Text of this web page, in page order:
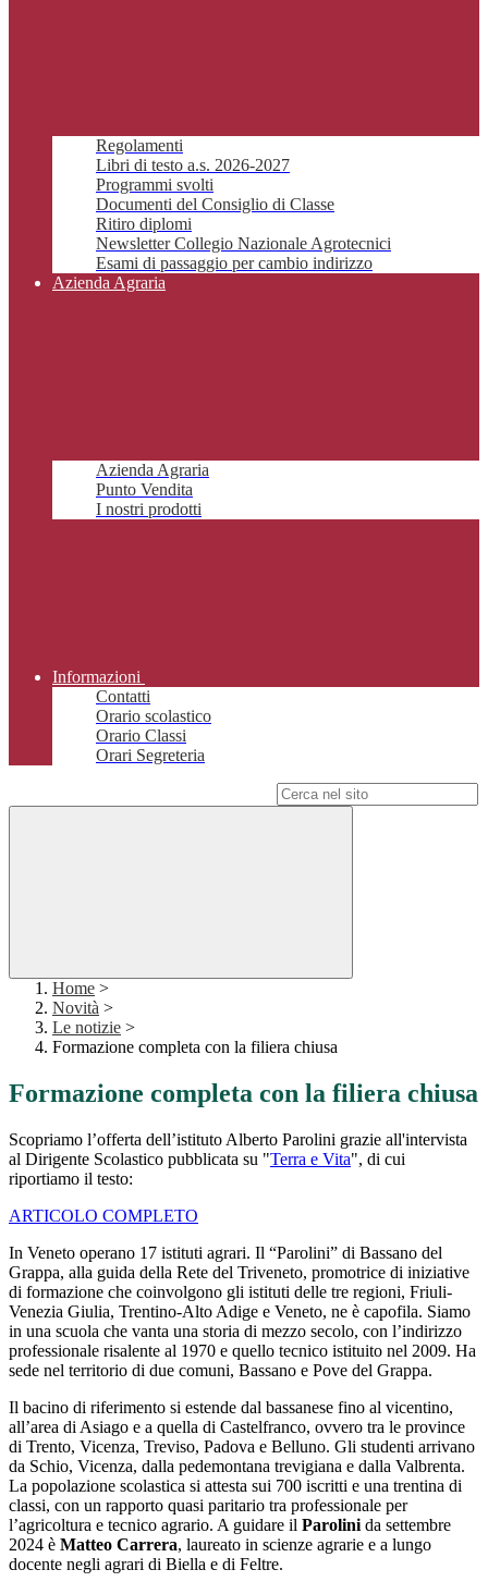
Regolamenti
Libri di testo a.s. 2026-2027
Programmi svolti
Documenti del Consiglio di Classe
Ritiro diplomi
Newsletter Collegio Nazionale Agrotecnici
Esami di passaggio per cambio indirizzo
Azienda Agraria
Azienda Agraria
Punto Vendita
I nostri prodotti
Informazioni
Contatti
Orario scolastico
Orario Classi
Orari Segreteria
Home >
Novità >
Le notizie >
Formazione completa con la filiera chiusa
Formazione completa con la filiera chiusa
Scopriamo l’offerta dell’istituto Alberto Parolini grazie all'intervista
al Dirigente Scolastico pubblicata su "Terra e Vita", di cui
riportiamo il testo:
ARTICOLO COMPLETO
In Veneto operano 17 istituti agrari. Il “Parolini” di Bassano del
Grappa, alla guida della Rete del Triveneto, promotrice di iniziative
di formazione che coinvolgono gli istituti delle tre regioni, Friuli-
Venezia Giulia, Trentino-Alto Adige e Veneto, ne è capofila. Siamo
in una scuola che vanta una storia di mezzo secolo, con l’indirizzo
professionale risalente al 1970 e quello tecnico istituito nel 2009. Ha
sede nel territorio di due comuni, Bassano e Pove del Grappa.
Il bacino di riferimento si estende dal bassanese fino al vicentino,
all’area di Asiago e a quella di Castelfranco, ovvero tra le province
di Trento, Vicenza, Treviso, Padova e Belluno. Gli studenti arrivano
da Schio, Vicenza, dalla pedemontana trevigiana e dalla Valbrenta.
La popolazione scolastica si attesta sui 700 iscritti e una trentina di
classi, con un rapporto quasi paritario tra professionale per
l’agricoltura e tecnico agrario. A guidare il Parolini da settembre
2024 è Matteo Carrera, laureato in scienze agrarie e a lungo
docente negli agrari di Biella e di Feltre.